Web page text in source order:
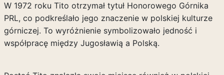
W 1972 roku Tito otrzymał tytuł Honorowego Górnika
PRL, co podkreślało jego znaczenie w polskiej kulturze
górniczej. To wyróżnienie symbolizowało jedność i
współpracę między Jugosławią a Polską.